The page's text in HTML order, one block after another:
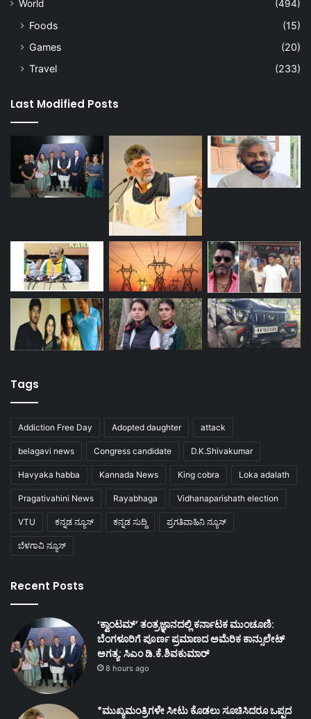
World
(494)
Foods
(15)
Games
(20)
Travel
(233)
Last Modified Posts
Tags
Addiction Free Day Adopted daughter attack
belagavi news Congress candidate D.K.Shivakumar
Havyaka habba Kannada News King cobra Loka adalath
Pragativahini News Rayabhaga Vidhanaparishath election
VTU ಕನ್ನಡ ನ್ಯೂಸ್ ಕನ್ನಡ ಸುದ್ದಿ ಪ್ರಗತಿವಾಹಿನಿ ನ್ಯೂಸ್
ಬೆಳಗಾವಿ ನ್ಯೂಸ್
Recent Posts
‘ಕ್ವಾಂಟಮ್’ ತಂತ್ರಜ್ಞಾನದಲ್ಲಿ ಕರ್ನಾಟಕ ಮುಂಚೂಣಿ:
ಬೆಂಗಳೂರಿಗೆ ಪೂರ್ಣ ಪ್ರಮಾಣದ ಅಮೆರಿಕ ಕಾನ್ಸುಲೇಟ್
ಅಗತ್ಯ: ಸಿಎಂ ಡಿ.ಕೆ.ಶಿವಕುಮಾರ್
8 hours ago
*ಮುಖ್ಯಮಂತ್ರಿಗಳೇ ಸೀಟು ಕೊಡಲು ಸೂಚಿಸಿದರೂ ಒಪ್ಪದ